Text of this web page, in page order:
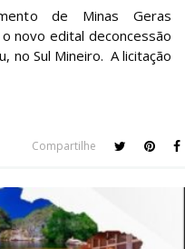
de Minas Geras
novo edital deconcessão
no Sul Mineiro. A licitação
Compartilhe